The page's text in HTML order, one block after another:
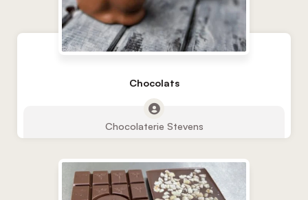
Chocolats
Chocolaterie Stevens